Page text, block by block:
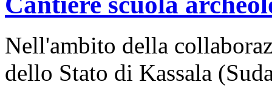
Nell'ambito della
dello Stato di Kassala